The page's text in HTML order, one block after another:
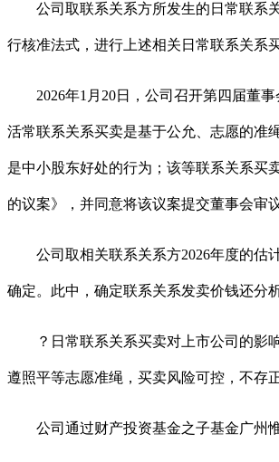
公司取联系关系方所发生的日常联系关
行核准法式，进行上述相关日常联系关系
2026年1月20日，公司召开第四届董事
活常联系关系买卖是基于公允、志愿的准
是中小股东好处的行为；该等联系关系买
的议案》，并同意将该议案提交董事会审
公司取相关联系关系方2026年度的估计
确定。此中，确定联系关系发卖价钱还分
？日常联系关系买卖对上市公司的影响
遵照平等志愿准绳，买卖风险可控，不存
公司通过财产投资基金之子基金广州惟